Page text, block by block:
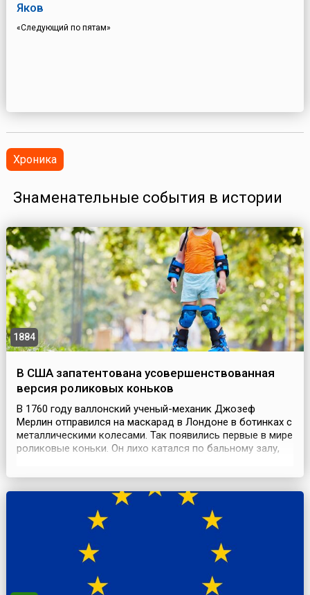
Яков
«Следующий по пятам»
Хроника
Знаменательные события в истории
1884
В США запатентована усовершенствованная
версия роликовых коньков
В 1760 году валлонский ученый-механик Джозеф
Мерлин отправился на маскарад в Лондоне в ботинках с
металлическими колесами. Так появились первые в мире
роликовые коньки. Он лихо катался по бальному залу,
затормозить и врезался в огромное зеркало. В 1823
«Ролито», поместив пять колес в ряд в основ...